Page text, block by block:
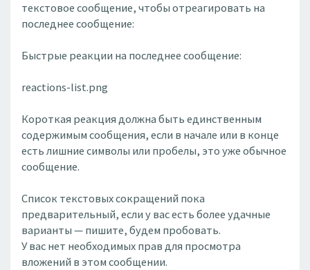
текстовое сообщение, чтобы отреагировать на
последнее сообщение:
Быстрые реакции на последнее сообщение:
reactions-list.png
Короткая реакция должна быть единственным
содержимым сообщения, если в начале или в конце
есть лишние символы или пробелы, это уже обычное
сообщение.
Список текстовых сокращений пока
предварительный, если у вас есть более удачные
варианты — пишите, будем пробовать.
У вас нет необходимых прав для просмотра
вложений в этом сообщении.